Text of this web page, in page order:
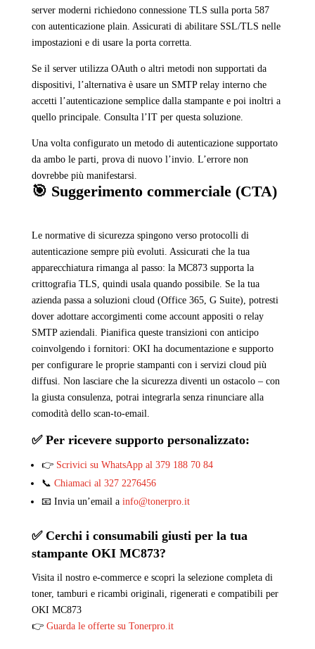
server moderni richiedono connessione TLS sulla porta 587
con autenticazione plain. Assicurati di abilitare SSL/TLS nelle
impostazioni e di usare la porta corretta.
Se il server utilizza OAuth o altri metodi non supportati da
dispositivi, l’alternativa è usare un SMTP relay interno che
accetti l’autenticazione semplice dalla stampante e poi inoltri a
quello principale. Consulta l’IT per questa soluzione.
Una volta configurato un metodo di autenticazione supportato
da ambo le parti, prova di nuovo l’invio. L’errore non
dovrebbe più manifestarsi.
🎯 Suggerimento commerciale (CTA)
Le normative di sicurezza spingono verso protocolli di
autenticazione sempre più evoluti. Assicurati che la tua
apparecchiatura rimanga al passo: la MC873 supporta la
crittografia TLS, quindi usala quando possibile. Se la tua
azienda passa a soluzioni cloud (Office 365, G Suite), potresti
dover adottare accorgimenti come account appositi o relay
SMTP aziendali. Pianifica queste transizioni con anticipo
coinvolgendo i fornitori: OKI ha documentazione e supporto
per configurare le proprie stampanti con i servizi cloud più
diffusi. Non lasciare che la sicurezza diventi un ostacolo – con
la giusta consulenza, potrai integrarla senza rinunciare alla
comodità dello scan-to-email.
✅ Per ricevere supporto personalizzato:
👉 Scrivici su WhatsApp al 379 188 70 84
📞 Chiamaci al 327 2276456
📧 Invia un’email a info@tonerpro.it
✅ Cerchi i consumabili giusti per la tua
stampante OKI MC873?
Visita il nostro e-commerce e scopri la selezione completa di
toner, tamburi e ricambi originali, rigenerati e compatibili per
OKI MC873
👉 Guarda le offerte su Tonerpro.it